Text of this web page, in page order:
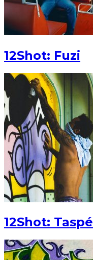
12Shot: Fuzi
12Shot: Taspé